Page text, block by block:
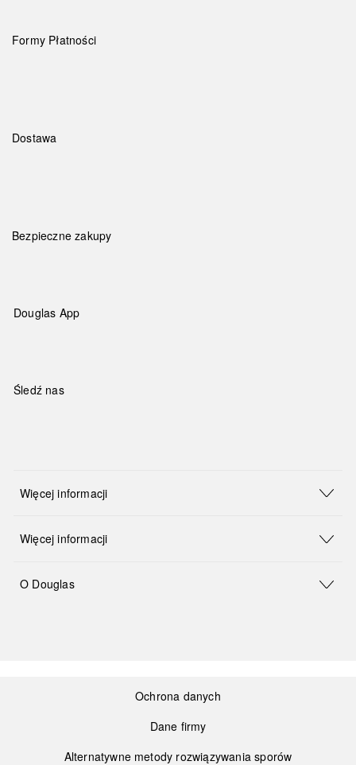
Formy Płatności
Dostawa
Bezpieczne zakupy
Douglas App
Śledź nas
Więcej informacji
Więcej informacji
O Douglas
Ochrona danych
Dane firmy
Alternatywne metody rozwiązywania sporów